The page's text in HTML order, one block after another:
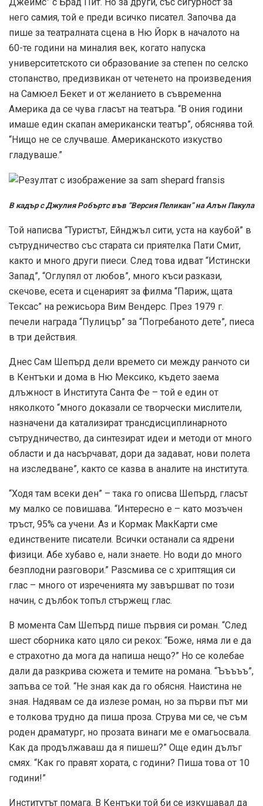
него самия, той е преди всичко писател. Започва да
пише за театралната сцена в Ню Йорк в началото на
60-те години на миналия век, когато напуска
университетското си образование за степен по селско
стопанство, предизвикан от четенето на произведения
на Самюел Бекет и от желанието в съвременна
Америка да се чува гласът на театъра. “В ония години
имаше един скапан американски театър”, обяснява той.
“Нищо не се случваше. Американското изкуство
гладуваше.”
В кадър с Джулия Робъртс във “Версия Пеликан” на Алън Пакула
Той написва “Туристът, Ейнджъл сити, уста на каубой” в
сътрудничество със старата си приятелка Пати Смит,
както и много други пиеси. След това идват “Истински
Запад”, “Оглупял от любов”, много къси разкази,
скечове, есета и сценарият за филма “Париж, щата
Тексас” на режисьора Вим Вендерс. През 1979 г.
печели награда “Пулицър” за “Погребаното дете”, пиеса
в три действия.
Днес Сам Шепърд дели времето си между ранчото си
в Кентъки и дома в Ню Мексико, където заема
длъжност в Института Санта Фе – той е един от
няколкото “много доказали се творчески мислители,
назначени да катализират трансдисциплинарното
сътрудничество, да синтезират идеи и методи от много
области и да насърчават, дори да задават, нови полета
на изследване”, както се казва в аналите на института.
“Ходя там всеки ден” – така го описва Шепърд, гласът
му малко се повишава. “Интересно е – като мозъчен
тръст, 95% са учени. Аз и Кормак МакКарти сме
единствените писатели. Всички останали са ядрени
физици. Абе хубаво е, нали знаете. Но води до много
безплодни разговори.” Разсмива се с хриптящия си
глас – много от изреченията му завършват по този
начин, с дълбок топъл стържещ глас.
В момента Сам Шепърд пише първия си роман. “След
шест сборника като цяло си рекох: “Боже, няма ли е да
е страхотно да мога да напиша нещо?” Но се колебае
дали да разкрива сюжета и темите на романа. “Ъъъъъ”,
запъва се той. “Не зная как да го обясня. Наистина не
зная. Надявам се да излезе роман, но за първи път ми
е толкова трудно да пиша проза. Струва ми се, че съм
роден драматург, но прозата винаги ме е омагьосвала.
Как да продължаваш да я пишеш?” Още един дълъг
смях. “Как го правят хората, с години? Пиша това от 10
години!”
Институтът помага. В Кентъки той би се изкушавал да